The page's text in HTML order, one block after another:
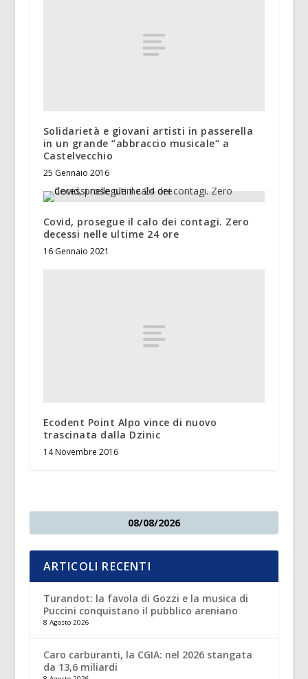
Solidarietà e giovani artisti in passerella
in un grande “abbraccio musicale“ a
Castelvecchio
25 Gennaio 2016
Covid, prosegue il calo dei contagi. Zero
decessi nelle ultime 24 ore
16 Gennaio 2021
Ecodent Point Alpo vince di nuovo
trascinata dalla Dzinic
14 Novembre 2016
08/08/2026
ARTICOLI RECENTI
Turandot: la favola di Gozzi e la musica di
Puccini conquistano il pubblico areniano
8 Agosto 2026
Caro carburanti, la CGIA: nel 2026 stangata
da 13,6 miliardi